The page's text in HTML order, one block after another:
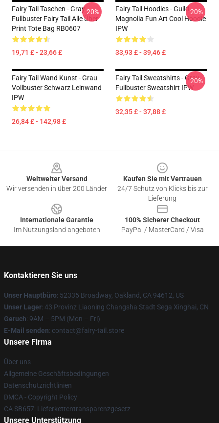
Fairy Tail Taschen - Gray
Fullbuster Fairy Tail Alle Über
Print Tote Bag RB0607
19,71 £ - 23,66 £
-20%
Fairy Tail Hoodies - Guild
Magnolia Fun Art Cool Hoodie
IPW
33,93 £ - 39,46 £
-20%
Fairy Tail Wand Kunst - Grau
Vollbuster Schwarz Leinwand
IPW
26,84 £ - 142,98 £
Fairy Tail Sweatshirts - Gray
Fullbuster Sweatshirt IPW
32,35 £ - 37,88 £
-20%
Weltweiter Versand
Wir versenden in über 200 Länder
Kaufen Sie mit Vertrauen
24/7 Schutz von Klicks bis zur
Lieferung
Internationale Garantie
Im Nutzungsland angeboten
100% Sicherer Checkout
PayPal / MasterCard / Visa
Kontaktieren Sie uns
Unser Hauptbüro: 52335 Broadway, Oakland, CA 94612, US
Unser Lager: 43 Provinz Liaoning Changsha Stadt Sega Xinghai, CN
Geruch: 9AM – 5PM (Mon – Fri)
E-Mail senden: contact@fairy-tail.store
Unsere Firma
Über uns
Allgemeine Geschäftsbedingungen
Datenschutzrichtlinien
DMCA - Copyright Policy
CA SB657: Lieferkettentransparenzgesetz
Unsere Unterstützung